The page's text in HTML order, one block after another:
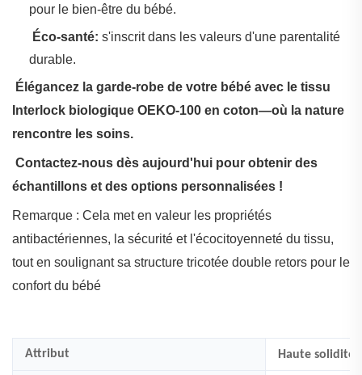
pour le bien-être du bébé.
Éco-santé: s'inscrit dans les valeurs d'une parentalité
durable.
Élégancez la garde-robe de votre bébé avec le tissu
Interlock biologique OEKO-100 en coton—où la nature
rencontre les soins.
Contactez-nous dès aujourd'hui pour obtenir des
échantillons et des options personnalisées !
Remarque : Cela met en valeur les propriétés
antibactériennes, la sécurité et l'écocitoyenneté du tissu,
tout en soulignant sa structure tricotée double retors pour le
confort du bébé
Attribut Haute solidité